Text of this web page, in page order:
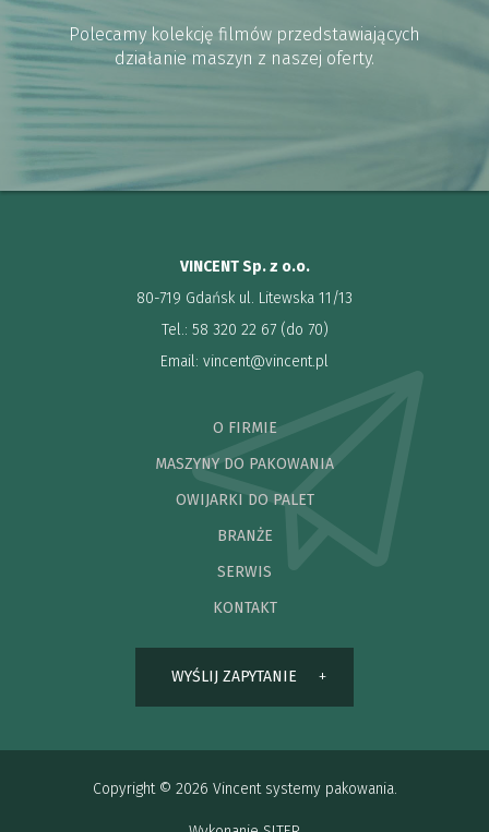
Polecamy kolekcję filmów przedstawiających
działanie maszyn z naszej oferty.
VINCENT Sp. z o.o.
80-719 Gdańsk ul. Litewska 11/13
Tel.: 58 320 22 67 (do 70)
Email: vincent@vincent.pl
O FIRMIE
MASZYNY DO PAKOWANIA
OWIJARKI DO PALET
BRANŻE
SERWIS
KONTAKT
WYŚLIJ ZAPYTANIE
Copyright © 2026 Vincent systemy pakowania.